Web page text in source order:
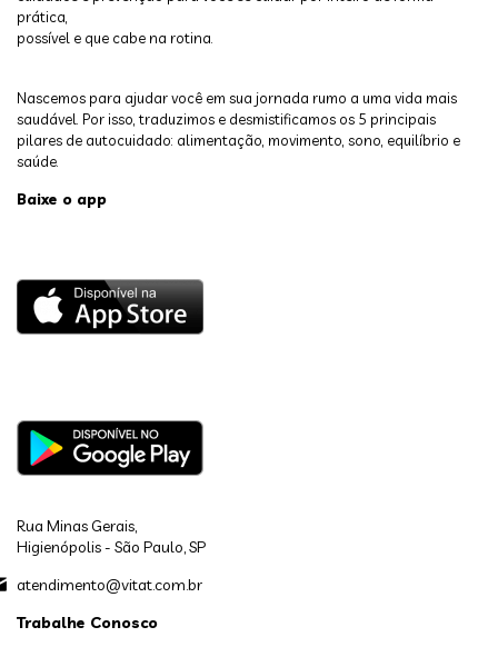
prática,
possível e que cabe na rotina.
Nascemos para ajudar você em sua jornada rumo a uma vida mais
saudável. Por isso, traduzimos e desmistificamos os 5 principais
pilares de autocuidado: alimentação, movimento, sono, equilíbrio e
saúde.
Baixe o app
Rua Minas Gerais,
Higienópolis - São Paulo, SP
atendimento@vitat.com.br
Trabalhe Conosco